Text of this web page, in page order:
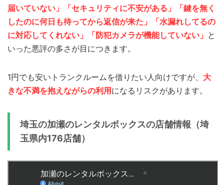
届いていない」「セキュリティに不安がある」「鍵を無く
したのに何日も待ってから返信が来た」「水漏れしてるの
に対応してくれない」「防犯カメラが機能していない」 と
いった悪評の多さが目につきます。
1円でも安いトランクルームを借りたい人向けですが、 大
きな不満を抱えながらの利用になるリスクがあります。
埼玉の加瀬のレンタルボックスの店舗情報（埼
玉県内176店舗）